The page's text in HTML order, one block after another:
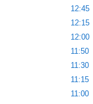
12:45
12:15
12:00
11:50
11:30
11:15
11:00